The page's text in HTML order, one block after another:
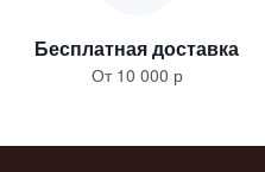
Бесплатная доставка
От 10 000 р